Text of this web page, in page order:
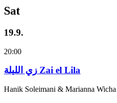
Sat
19.9.
20:00
زي‌ اللیلة Zai el Lila
Hanik Soleimani & Marianna Wicha